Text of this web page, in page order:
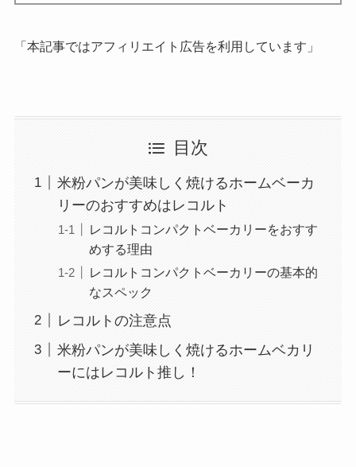
「本記事ではアフィリエイト広告を利用しています」
目次
米粉パンが美味しく焼けるホームベーカ
リーのおすすめはレコルト
レコルトコンパクトベーカリーをおすす
めする理由
レコルトコンパクトベーカリーの基本的
なスペック
レコルトの注意点
米粉パンが美味しく焼けるホームベカリ
ーにはレコルト推し！